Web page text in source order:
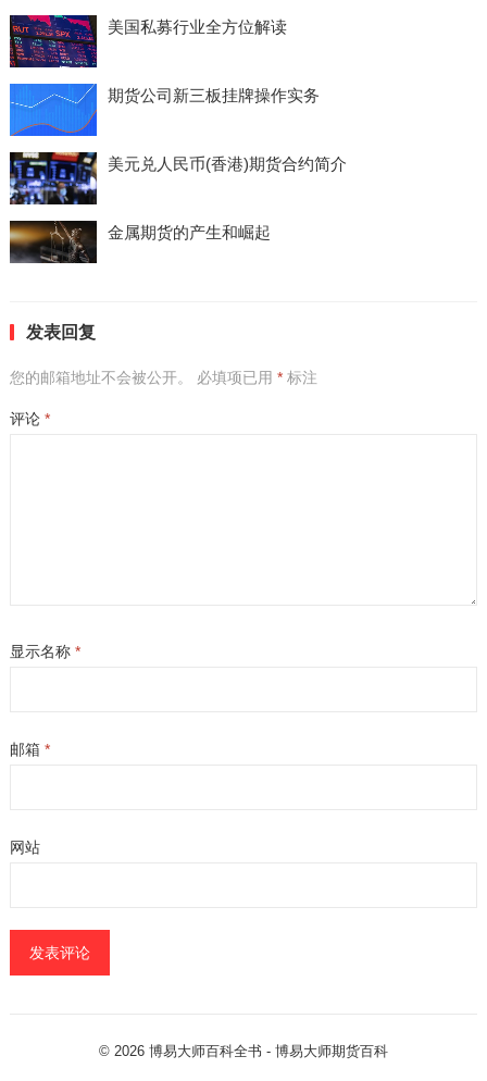
美国私募行业全方位解读
期货公司新三板挂牌操作实务
美元兑人民币(香港)期货合约简介
金属期货的产生和崛起
发表回复
您的邮箱地址不会被公开。 必填项已用 *标注
评论 *
显示名称 *
邮箱 *
网站
© 2026 博易大师百科全书 - 博易大师期货百科